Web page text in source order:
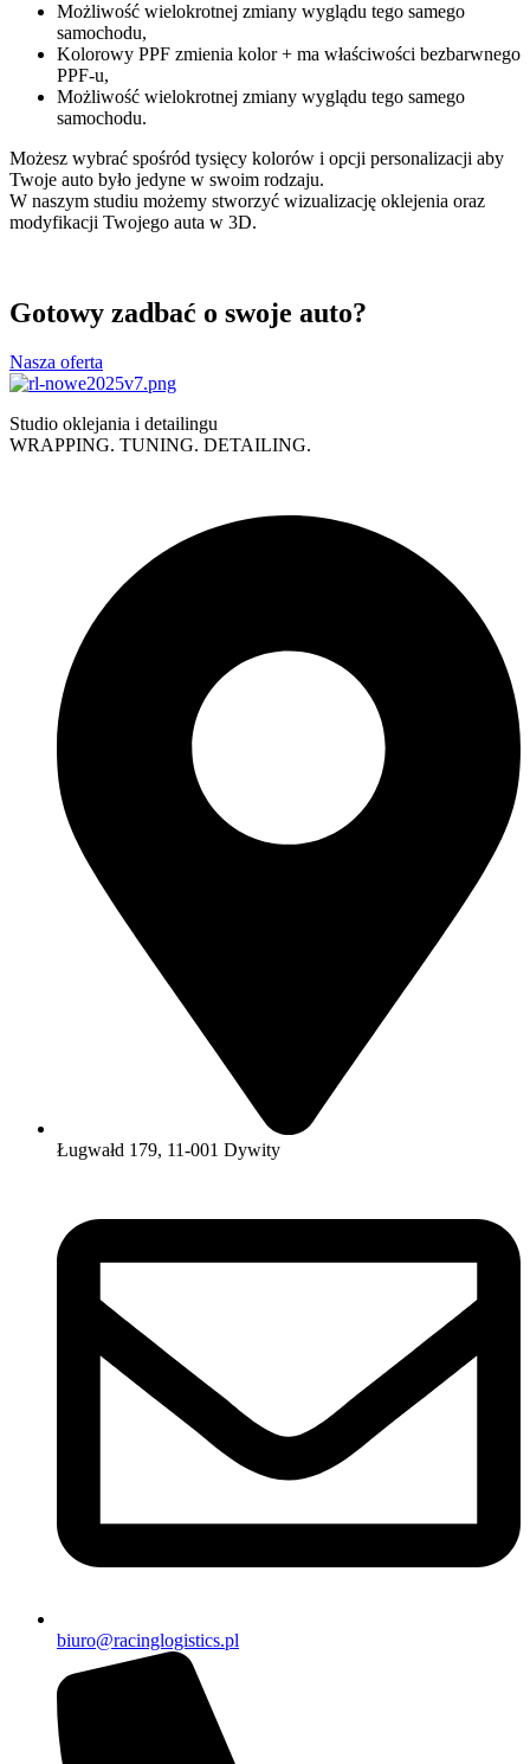
Możliwość wielokrotnej zmiany wyglądu tego samego
samochodu,
Kolorowy PPF zmienia kolor + ma właściwości bezbarwnego
PPF-u,
Możliwość wielokrotnej zmiany wyglądu tego samego
samochodu.
Możesz wybrać spośród tysięcy kolorów i opcji personalizacji aby
Twoje auto było jedyne w swoim rodzaju.
W naszym studiu możemy stworzyć wizualizację oklejenia oraz
modyfikacji Twojego auta w 3D.
Gotowy zadbać o swoje auto?
Nasza oferta
Studio oklejania i detailingu
WRAPPING. TUNING. DETAILING.
Ługwałd 179, 11-001 Dywity
biuro@racinglogistics.pl